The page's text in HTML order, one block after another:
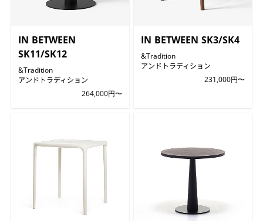
IN BETWEEN
SK11/SK12
&Tradition
アンドトラディション
264,000円〜
IN BETWEEN SK3/SK4
&Tradition
アンドトラディション
231,000円〜